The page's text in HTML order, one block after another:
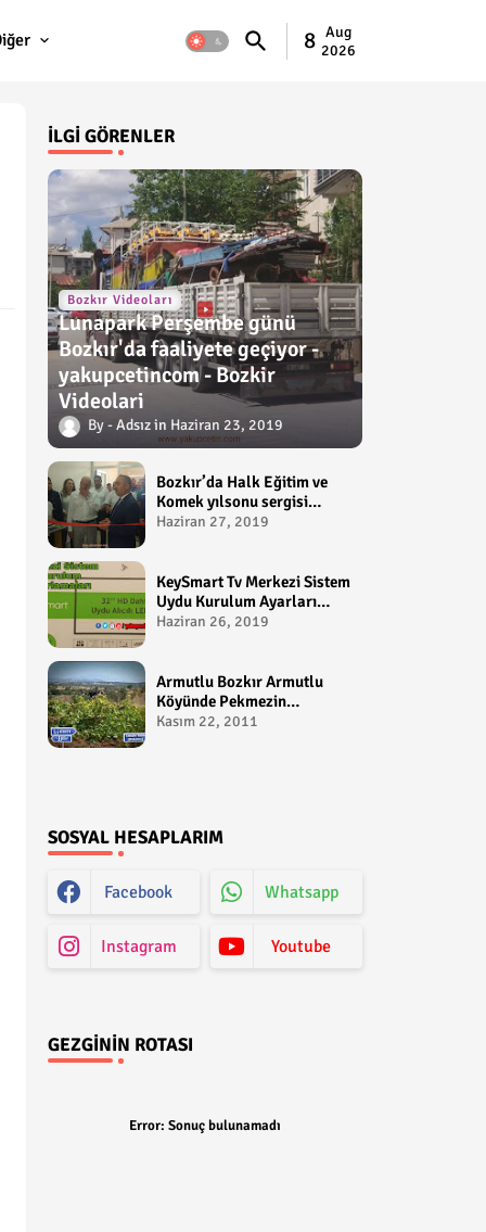
8 Aug
2026
İLGI GÖRENLER
Bozkır Videoları
Lunapark Perşembe günü
Bozkır'da faaliyete geçiyor -
yakupcetincom - Bozkir
Videolari
Adsız Haziran 23, 2019
Bozkır’da Halk Eğitim ve
Komek yılsonu sergisi
gerçekleştirildi-
Haziran 27, 2019
KeySmart Tv Merkezi Sistem
Uydu Kurulum Ayarları
Video anlatım -
Haziran 26, 2019
Armutlu Bozkır Armutlu
Köyünde Pekmezin
Hikayesi:Gezen Bilir Kontv
Kasım 22, 2011
SOSYAL HESAPLARIM
Facebook Whatsapp
Instagram Youtube
GEZGININ ROTASI
Error: Sonuç bulunamadı